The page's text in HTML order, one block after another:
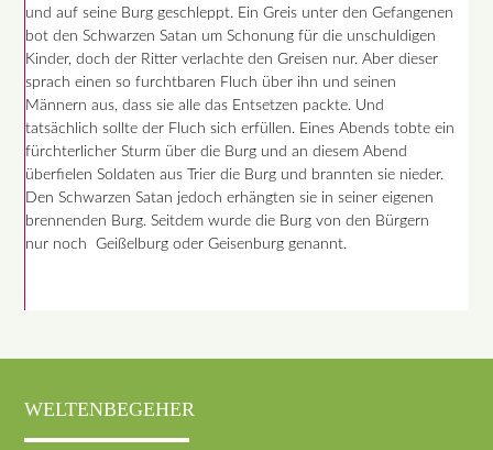
und auf seine Burg geschleppt. Ein Greis unter den Gefangenen
bot den Schwarzen Satan um Schonung für die unschuldigen
Kinder, doch der Ritter verlachte den Greisen nur. Aber dieser
sprach einen so furchtbaren Fluch über ihn und seinen
Männern aus, dass sie alle das Entsetzen packte. Und
tatsächlich sollte der Fluch sich erfüllen. Eines Abends tobte ein
fürchterlicher Sturm über die Burg und an diesem Abend
überfielen Soldaten aus Trier die Burg und brannten sie nieder.
Den Schwarzen Satan jedoch erhängten sie in seiner eigenen
brennenden Burg. Seitdem wurde die Burg von den Bürgern
nur noch Geißelburg oder Geisenburg genannt.
WELTENBEGEHER